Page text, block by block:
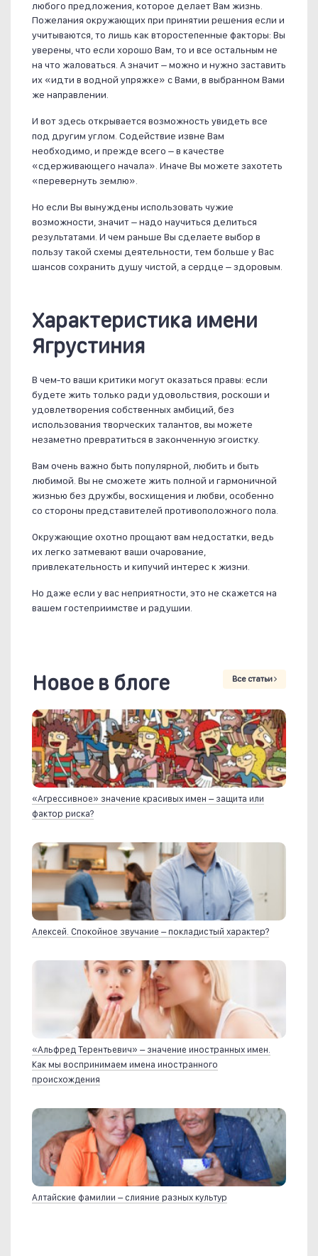
любого предложения, которое делает Вам жизнь.
Пожелания окружающих при принятии решения если и
учитываются, то лишь как второстепенные факторы: Вы
уверены, что если хорошо Вам, то и все остальным не
на что жаловаться. А значит – можно и нужно заставить
их «идти в водной упряжке» с Вами, в выбранном Вами
же направлении.
И вот здесь открывается возможность увидеть все
под другим углом. Содействие извне Вам
необходимо, и прежде всего – в качестве
«сдерживающего начала». Иначе Вы можете захотеть
«перевернуть землю».
Но если Вы вынуждены использовать чужие
возможности, значит – надо научиться делиться
результатами. И чем раньше Вы сделаете выбор в
пользу такой схемы деятельности, тем больше у Вас
шансов сохранить душу чистой, а сердце – здоровым.
Характеристика имени
Ягрустиния
В чем-то ваши критики могут оказаться правы: если
будете жить только ради удовольствия, роскоши и
удовлетворения собственных амбиций, без
использования творческих талантов, вы можете
незаметно превратиться в законченную эгоистку.
Вам очень важно быть популярной, любить и быть
любимой. Вы не сможете жить полной и гармоничной
жизнью без дружбы, восхищения и любви, особенно
со стороны представителей противоположного пола.
Окружающие охотно прощают вам недостатки, ведь
их легко затмевают ваши очарование,
привлекательность и кипучий интерес к жизни.
Но даже если у вас неприятности, это не скажется на
вашем гостеприимстве и радушии.
Новое в блоге Все статьи
«Агрессивное» значение красивых имен – защита или
фактор риска?
Алексей. Спокойное звучание – покладистый характер?
«Альфред Терентьевич» – значение иностранных имен.
Как мы воспринимаем имена иностранного
происхождения
Алтайские фамилии – слияние разных культур